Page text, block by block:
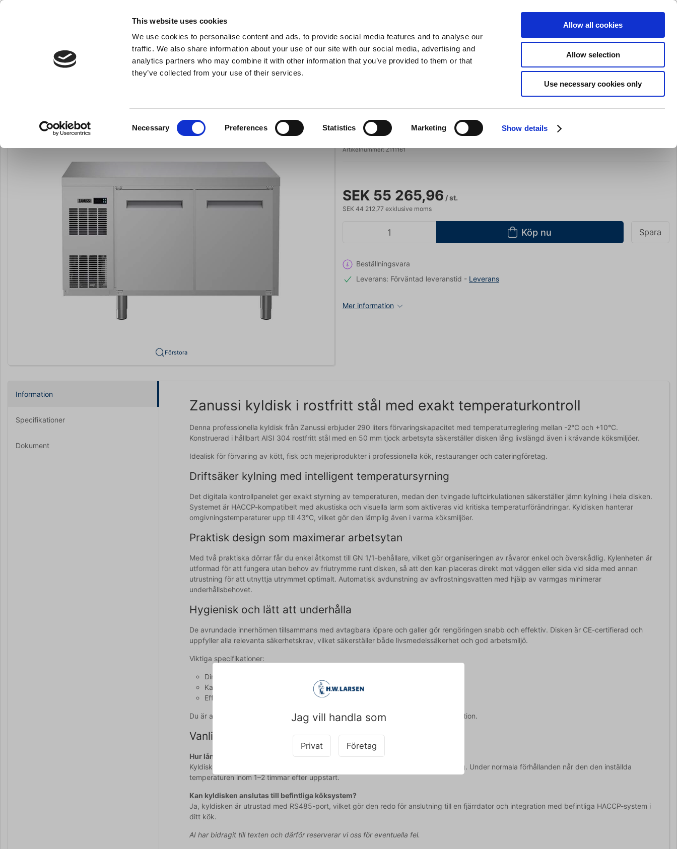
This website uses cookies
We use cookies to personalise content and ads, to provide social media features and to analyse our
traffic. We also share information about your use of our site with our social media, advertising and
analytics partners who may combine it with other information that you’ve provided to them or that
they’ve collected from your use of their services.
Necessary Preferences Statistics Marketing Show details
Allow all cookies
Allow selection
Use necessary cookies only
- Allt vad du behöver till ditt kök Sök Kundvagn (0)
Bakredskap Kok- och stekkärl Grillar Köksmaskiner Restaurangkläder Erbjurdanden Brands
Jag vill handla som
Privat Företag
Förstora
Zanussi
Kyldisk 2 dörrar
Artikelnummer:Z111161
SEK 55 265,96 / st.
SEK 44 212,77 exklusive moms
Köp nu Spara
Beställningsvara
Leverans: Förväntad leveranstid - Leverans
Mer information
Information
Specifikationer
Dokument
Zanussi kyldisk i rostfritt stål med exakt temperaturkontroll
Denna professionella kyldisk från Zanussi erbjuder 290 liters förvaringskapacitet med temperaturreglering mellan -2°C och +10°C.
Konstruerad i hållbart AISI 304 rostfritt stål med en 50 mm tjock arbetsyta säkerställer disken lång livslängd även i krävande köksmiljöer.
Idealisk för förvaring av kött, fisk och mejeriprodukter i professionella kök, restauranger och cateringföretag.
Driftsäker kylning med intelligent temperatursyrning
Det digitala kontrollpanelet ger exakt styrning av temperaturen, medan den tvingade luftcirkulationen säkerställer jämn kylning i hela disken.
Systemet är HACCP-kompatibelt med akustiska och visuella larm som aktiveras vid kritiska temperaturförändringar. Kyldisken hanterar
omgivningstemperaturer upp till 43°C, vilket gör den lämplig även i varma köksmiljöer.
Praktisk design som maximerar arbetsytan
Med två praktiska dörrar får du enkel åtkomst till GN 1/1-behållare, vilket gör organiseringen av råvaror enkel och överskådlig. Kylenheten är
utformad för att fungera utan behov av friutrymme runt disken, så att den kan placeras direkt mot väggen eller sida vid sida med annan
utrustning för att utnyttja utrymmet optimalt. Automatisk avdunstning av avfrostningsvatten med hjälp av varmgas minimerar
underhållsbehovet.
Hygienisk och lätt att underhålla
De avrundade innerhörnen tillsammans med avtagbara löpare och galler gör rengöringen snabb och effektiv. Disken är CE-certifierad och
uppfyller alla relevanta säkerhetskrav, vilket säkerställer både livsmedelssäkerhet och god arbetsmiljö.
Viktiga specifikationer:
Dimensioner: 850 x 1245 x 1310 mm (H x B x D)
Kapacitet: 290 liter med plats för GN 1/1-behållare
Effektuttag: Max 0,22 kW (230V)
Du är alltid välkommen att kontakta vår kundtjänst påweb@hwl.dk för mer information.
Vanliga frågor
Hur lång tid tar det för kyldisken att nå den inställda temperaturen?
Kyldisken är utrustad med tvingad luftcirkulation som säkerställer snabb nedkylning. Under normala förhållanden når den den inställda
temperaturen inom 1–2 timmar efter uppstart.
Kan kyldisken anslutas till befintliga köksystem?
Ja, kyldisken är utrustad med RS485-port, vilket gör den redo för anslutning till en fjärrdator och integration med befintliga HACCP-system i
ditt kök.
AI har bidragit till texten och därför reserverar vi oss för eventuella fel.